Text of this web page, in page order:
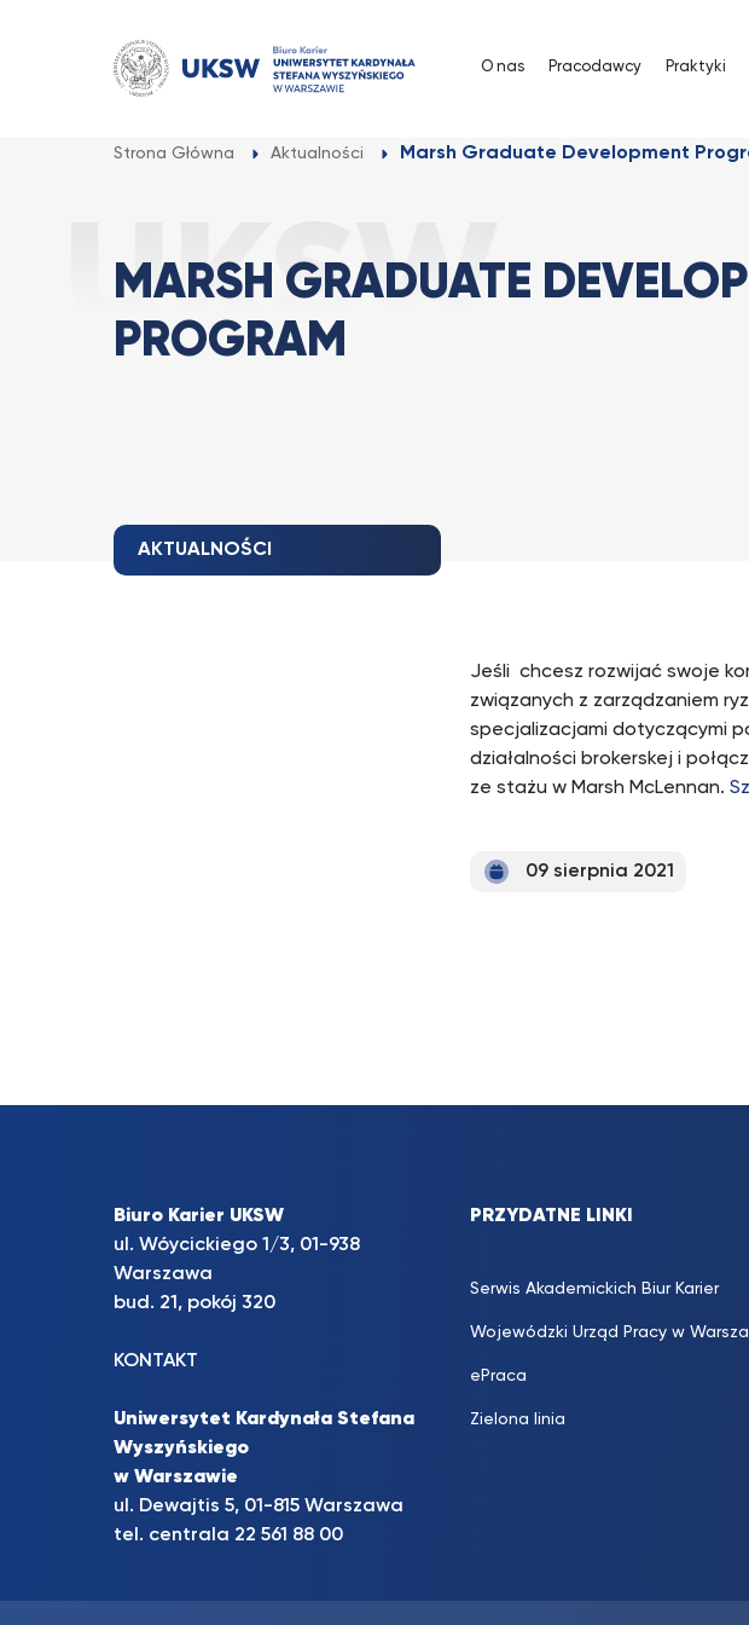
O nas Pracodawcy Praktyki
Strona Główna Aktualności Marsh Graduate Development
MARSH GRADUATE
PROGRAM
AKTUALNOŚCI
Jeśli chcesz rozwijać swoje
związanych z zarządzaniem
specjalizacjami dotyczącymi
działalności brokerskej i
ze stażu w Marsh McLennan.
09 sierpnia 2021
Biuro Karier UKSW
ul. Wóycickiego 1/3, 01-938
Warszawa
bud. 21, pokój 320
KONTAKT
Uniwersytet Kardynała Stefana
Wyszyńskiego
w Warszawie
ul. Dewajtis 5, 01-815 Warszawa
tel. centrala 22 561 88 00
PRZYDATNE LINKI
Serwis Akademickich Biur Karier
Wojewódzki Urząd Pracy w
ePraca
Zielona linia